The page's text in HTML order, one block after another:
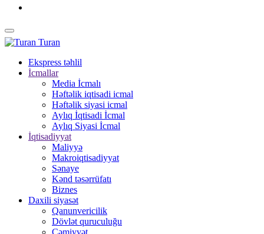
Turan
Ekspress təhlil
İcmallar
Media İcmalı
Həftəlik iqtisadi icmal
Həftəlik siyasi icmal
Aylıq İqtisadi İcmal
Aylıq Siyasi İcmal
İqtisadiyyat
Maliyyə
Makroiqtisadiyyat
Sənaye
Kənd təsərrüfatı
Biznes
Daxili siyasət
Qanunvericilik
Dövlət quruculuğu
Cəmiyyət